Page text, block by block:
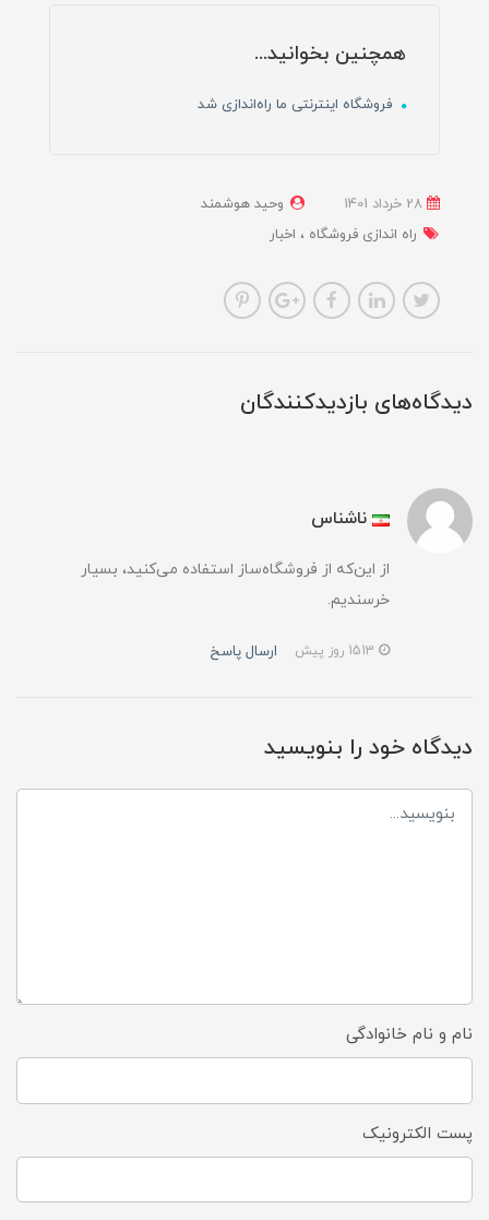
همچنین بخوانید...
فروشگاه اینترنتی ما راه‌اندازی شد
وحید هوشمند
راه اندازی فروشگاه
اخبار
دیدگاه‌های بازدیدکنندگان
ناشناس
از این‌که از فروشگاه‌ساز استفاده می‌کنید، بسیار
خرسندیم.
ارسال پاسخ
دیدگاه خود را بنویسید
نام و نام خانوادگی
پست الکترونیک